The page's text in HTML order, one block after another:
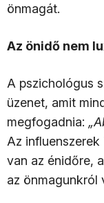
önmagát.
Az önidő nem
A pszichológus
üzenet, amit
megfogadnia:
Az
van az énidőre,
az önmagunkról